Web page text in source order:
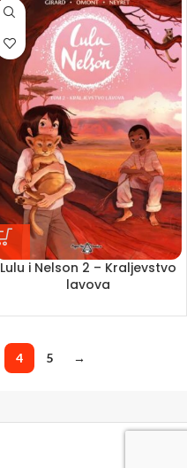
Lulu i Nelson 2 – Kraljevstvo
lavova
4 5 →